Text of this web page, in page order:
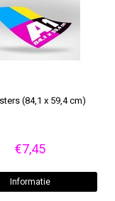
(84,1 x 59,4 cm)
€7,45
Informatie